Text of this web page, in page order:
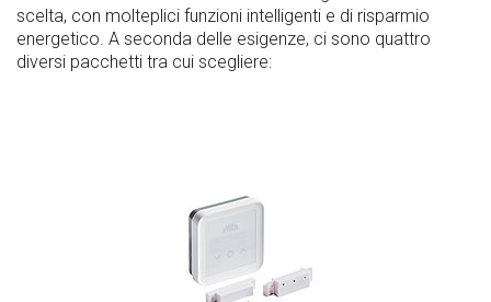
scelta, con molteplici funzioni intelligenti e di risparmio
energetico. A seconda delle esigenze, ci sono quattro
diversi pacchetti tra cui scegliere: